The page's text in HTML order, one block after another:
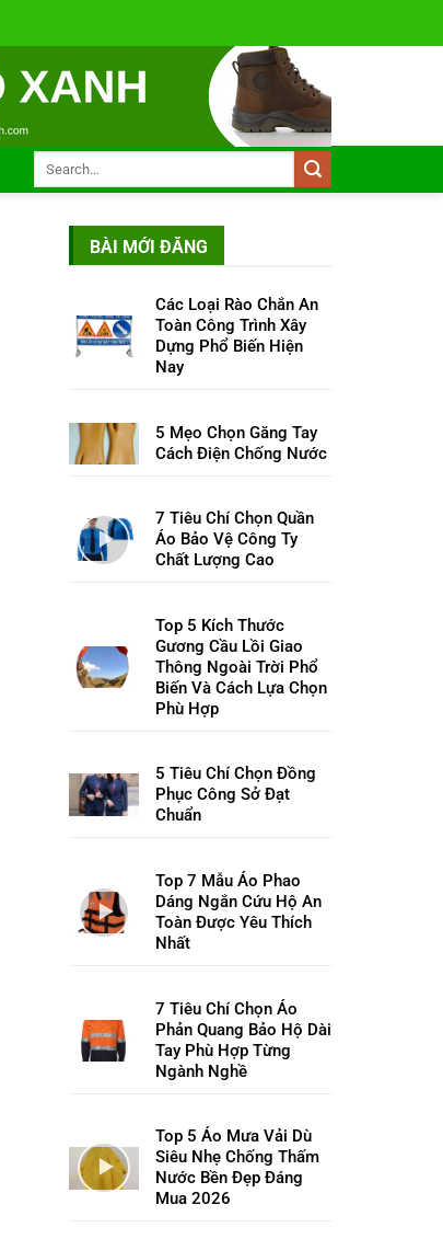
BÀI MỚI ĐĂNG
Các Loại Rào Chắn An
Toàn Công Trình Xây
Dựng Phổ Biến Hiện
Nay
5 Mẹo Chọn Găng Tay
Cách Điện Chống Nước
7 Tiêu Chí Chọn Quần
Áo Bảo Vệ Công Ty
Chất Lượng Cao
Top 5 Kích Thước
Gương Cầu Lồi Giao
Thông Ngoài Trời Phổ
Biến Và Cách Lựa Chọn
Phù Hợp
5 Tiêu Chí Chọn Đồng
Phục Công Sở Đạt
Chuẩn
Top 7 Mẫu Áo Phao
Dáng Ngắn Cứu Hộ An
Toàn Được Yêu Thích
Nhất
7 Tiêu Chí Chọn Áo
Phản Quang Bảo Hộ Dài
Tay Phù Hợp Từng
Ngành Nghề
Top 5 Áo Mưa Vải Dù
Siêu Nhẹ Chống Thấm
Nước Bền Đẹp Đáng
Mua 2026